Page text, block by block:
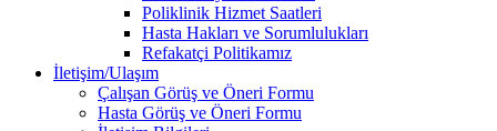
Poliklinik Hizmet Saatleri
Hasta Hakları ve Sorumlulukları
Refakatçi Politikamız
İletişim/Ulaşım
Çalışan Görüş ve Öneri Formu
Hasta Görüş ve Öneri Formu